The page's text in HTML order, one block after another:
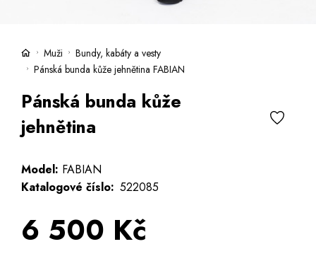
Muži
Bundy, kabáty a vesty
Pánská bunda kůže jehnětina FABIAN
Pánská bunda kůže
jehnětina
Model: FABIAN
Katalogové číslo: 522085
6 500 Kč